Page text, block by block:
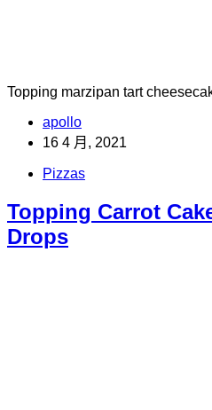
Topping marzipan tart
apollo
16 4 月, 2021
Pizzas
Topping Carrot
Drops